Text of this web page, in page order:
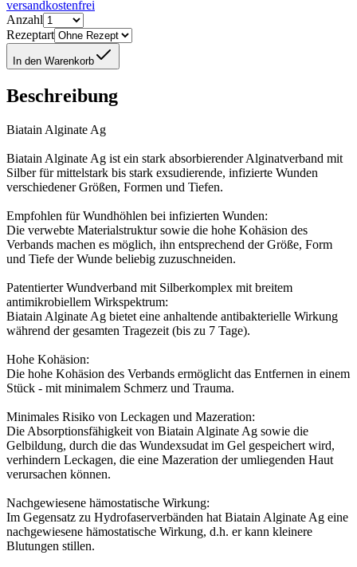
versandkostenfrei
Anzahl
Rezeptart
In den Warenkorb
Beschreibung
Biatain Alginate Ag
Biatain Alginate Ag ist ein stark absorbierender Alginatverband mit
Silber für mittelstark bis stark exsudierende, infizierte Wunden
verschiedener Größen, Formen und Tiefen.
Empfohlen für Wundhöhlen bei infizierten Wunden:
Die verwebte Materialstruktur sowie die hohe Kohäsion des
Verbands machen es möglich, ihn entsprechend der Größe, Form
und Tiefe der Wunde beliebig zuzuschneiden.
Patentierter Wundverband mit Silberkomplex mit breitem
antimikrobiellem Wirkspektrum:
Biatain Alginate Ag bietet eine anhaltende antibakterielle Wirkung
während der gesamten Tragezeit (bis zu 7 Tage).
Hohe Kohäsion:
Die hohe Kohäsion des Verbands ermöglicht das Entfernen in einem
Stück - mit minimalem Schmerz und Trauma.
Minimales Risiko von Leckagen und Mazeration:
Die Absorptionsfähigkeit von Biatain Alginate Ag sowie die
Gelbildung, durch die das Wundexsudat im Gel gespeichert wird,
verhindern Leckagen, die eine Mazeration der umliegenden Haut
verursachen können.
Nachgewiesene hämostatische Wirkung:
Im Gegensatz zu Hydrofaserverbänden hat Biatain Alginate Ag eine
nachgewiesene hämostatische Wirkung, d.h. er kann kleinere
Blutungen stillen.